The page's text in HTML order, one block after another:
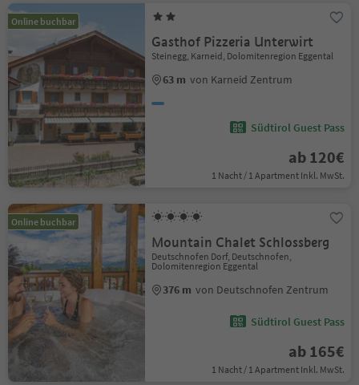
Online buchbar
Gasthof Pizzeria Unterwirt
Steinegg, Karneid, Dolomitenregion Eggental
63 m von Karneid Zentrum
Südtirol Guest Pass
ab 120€
1 Nacht / 1 Apartment Inkl. MwSt.
Online buchbar
Mountain Chalet Schlossberg
Deutschnofen Dorf, Deutschnofen,
Dolomitenregion Eggental
376 m von Deutschnofen Zentrum
Südtirol Guest Pass
ab 165€
1 Nacht / 1 Apartment Inkl. MwSt.